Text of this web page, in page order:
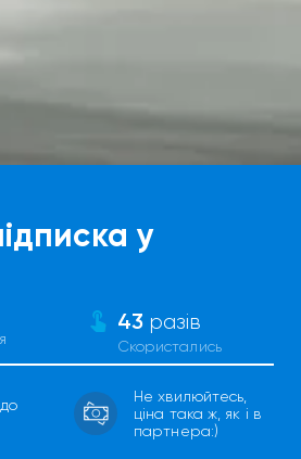
у
43разів
Скористались
Не хвилюйтесь,
ціна така ж, як і в
партнера:)